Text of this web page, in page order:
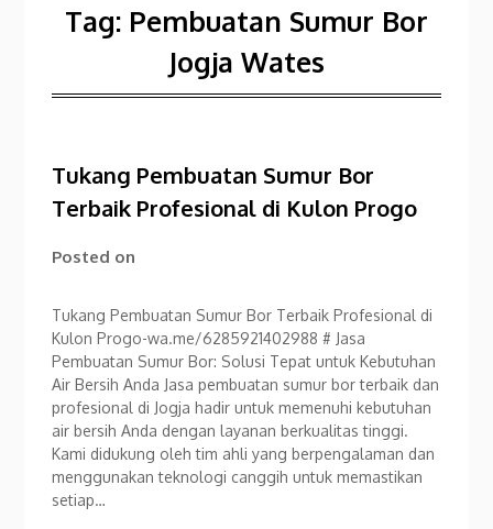
Tag: Pembuatan Sumur Bor
Jogja Wates
Tukang Pembuatan Sumur Bor
Terbaik Profesional di Kulon Progo
Posted on
Tukang Pembuatan Sumur Bor Terbaik Profesional di
Kulon Progo-wa.me/6285921402988 # Jasa
Pembuatan Sumur Bor: Solusi Tepat untuk Kebutuhan
Air Bersih Anda Jasa pembuatan sumur bor terbaik dan
profesional di Jogja hadir untuk memenuhi kebutuhan
air bersih Anda dengan layanan berkualitas tinggi.
Kami didukung oleh tim ahli yang berpengalaman dan
menggunakan teknologi canggih untuk memastikan
setiap…